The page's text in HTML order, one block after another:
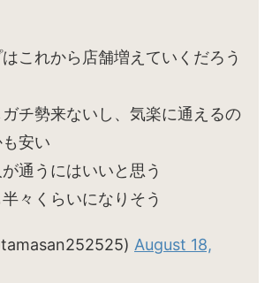
これから店舗増えていくだろう
チ勢来ないし、気楽に通えるの
安い
通うにはいいと思う
々くらいになりそう
August 18,